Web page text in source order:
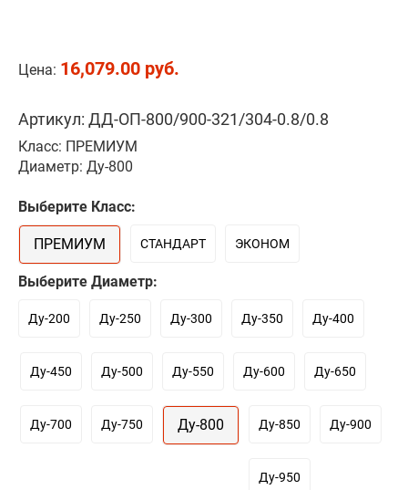
Цена: 16,079.00 руб.
Артикул: ДД-ОП-800/900-321/304-0.8/0.8
Класс: ПРЕМИУМ
Диаметр: Ду-800
Выберите Класс:
ПРЕМИУМ СТАНДАРТ ЭКОНОМ
Выберите Диаметр:
Ду-200 Ду-250 Ду-300 Ду-350 Ду-400
Ду-450 Ду-500 Ду-550 Ду-600 Ду-650
Ду-700 Ду-750 Ду-800 Ду-850 Ду-900
Ду-950